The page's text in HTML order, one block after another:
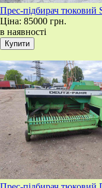
Прес-підбирач тюковий
Ціна: 85000 грн.
в наявності